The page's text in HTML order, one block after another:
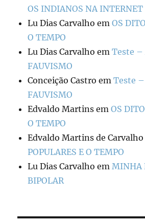
OS INDIANOS NA INTERNET
Lu Dias Carvalho emOS
O TEMPO
Lu Dias Carvalho emTeste –
FAUVISMO
Conceição Castro emTeste –
FAUVISMO
Edvaldo Martins emOS
O TEMPO
Edvaldo Martins de Carvalho
POPULARES E O TEMPO
Lu Dias Carvalho em MINHA
BIPOLAR